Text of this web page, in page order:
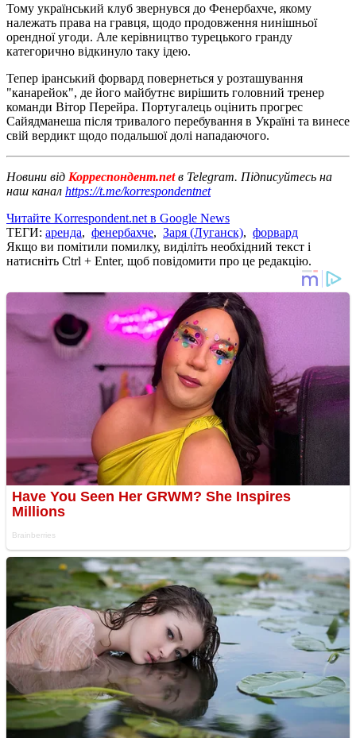
Тому український клуб звернувся до Фенербахче, якому
належать права на гравця, щодо продовження нинішньої
орендної угоди. Але керівництво турецького гранду
категорично відкинуло таку ідею.
Тепер іранський форвард повернеться у розташування
"канарейок", де його майбутнє вирішить головний тренер
команди Вітор Перейра. Португалець оцінить прогрес
Сайядманеша після тривалого перебування в Україні та винесе
свій вердикт щодо подальшої долі нападаючого.
Новини від Корреспондент.netв Telegram. Підписуйтесь на
наш канал https://t.me/korrespondentnet
Читайте Korrespondent.net в Google News
ТЕГИ: аренда, фенербахче, Заря (Луганск), форвард
Якщо ви помітили помилку, виділіть необхідний текст і
натисніть Ctrl + Enter, щоб повідомити про це редакцію.